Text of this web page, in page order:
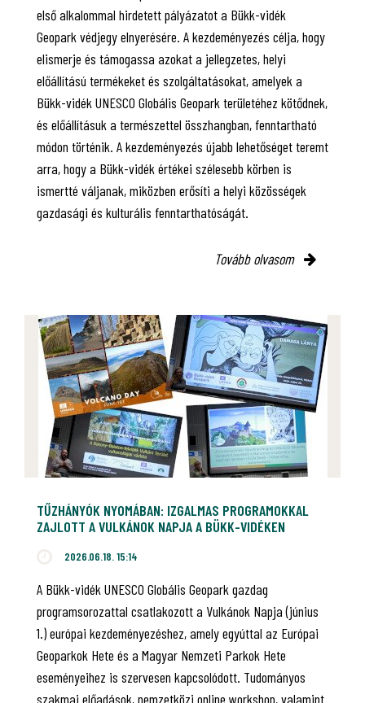
első alkalommal hirdetett pályázatot a Bükk-vidék
Geopark védjegy elnyerésére. A kezdeményezés célja, hogy
elismerje és támogassa azokat a jellegzetes, helyi
előállítású termékeket és szolgáltatásokat, amelyek a
Bükk-vidék UNESCO Globális Geopark területéhez kötődnek,
és előállításuk a természettel összhangban, fenntartható
módon történik. A kezdeményezés újabb lehetőséget teremt
arra, hogy a Bükk-vidék értékei szélesebb körben is
ismertté váljanak, miközben erősíti a helyi közösségek
gazdasági és kulturális fenntarthatóságát.
Tovább olvasom
TŰZHÁNYÓK NYOMÁBAN: IZGALMAS PROGRAMOKKAL
ZAJLOTT A VULKÁNOK NAPJA A BÜKK-VIDÉKEN
2026.06.18. 15:14
A Bükk-vidék UNESCO Globális Geopark gazdag
programsorozattal csatlakozott a Vulkánok Napja (június
1.) európai kezdeményezéshez, amely egyúttal az Európai
Geoparkok Hete és a Magyar Nemzeti Parkok Hete
eseményeihez is szervesen kapcsolódott. Tudományos
szakmai előadások, nemzetközi online workshop, valamint